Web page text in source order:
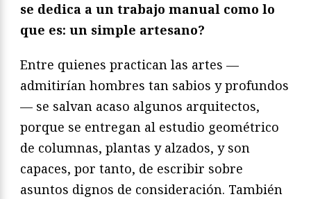
se dedica a un trabajo manual como lo
que es: un simple artesano?
Entre quienes practican las artes —
admitirían hombres tan sabios y profundos
— se salvan acaso algunos arquitectos,
porque se entregan al estudio geométrico
de columnas, plantas y alzados, y son
capaces, por tanto, de escribir sobre
asuntos dignos de consideración. También